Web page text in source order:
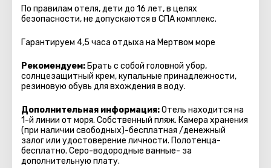
По правилам отеля, дети до 16 лет, в целях
безопасности, не допускаются в СПА комплекс.
Гарантируем 4,5 часа отдыха на Мертвом море
Рекомендуем: Брать с собой головной убор,
солнцезащитный крем, купальные принадлежности,
резиновую обувь для вхождения в воду.
Дополнительная информация:Отель находится на
1-й линии от моря. Собственный пляж. Камера хранения
(при наличии свободных)-бесплатная /денежный
залог или удостоверение личности. Полотенца-
бесплатно. Серо-водородные ванные- за
дополнительную плату.